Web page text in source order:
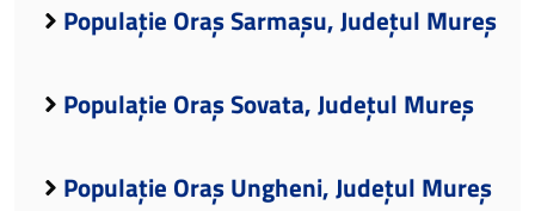
Populație Oraș Sarmașu, Județul Mureș
Populație Oraș Sovata, Județul Mureș
Populație Oraș Ungheni, Județul Mureș